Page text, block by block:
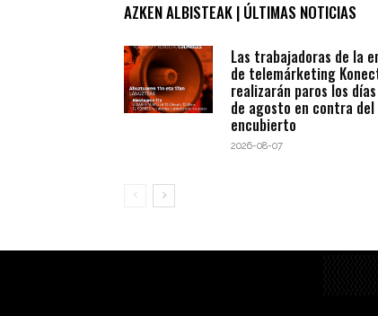
AZKEN ALBISTEAK | ÚLTIMAS NOTICIAS
Las trabajadoras de la
de telemárketing
realizarán paros los días
de agosto en contra del
encubierto
2026-08-07